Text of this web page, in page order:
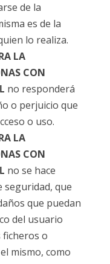
de la
es de la
lo realiza.
LA
CON
no responderá
o perjuicio que
o uso.
LA
CON
no se hace
seguridad, que
que puedan
del usuario
o
mismo, como